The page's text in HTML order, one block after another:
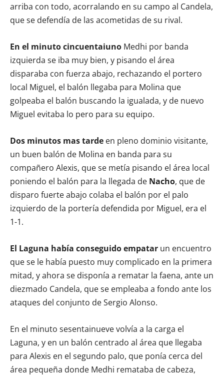
arriba con todo, acorralando en su campo al Candela,
que se defendía de las acometidas de su rival.
En el minuto cincuentaiuno Medhi por banda
izquierda se iba muy bien, y pisando el área
disparaba con fuerza abajo, rechazando el portero
local Miguel, el balón llegaba para Molina que
golpeaba el balón buscando la igualada, y de nuevo
Miguel evitaba lo pero para su equipo.
Dos minutos mas tarde en pleno dominio visitante,
un buen balón de Molina en banda para su
compañero Alexis, que se metía pisando el área local
poniendo el balón para la llegada de Nacho, que de
disparo fuerte abajo colaba el balón por el palo
izquierdo de la portería defendida por Miguel, era el
1-1.
El Laguna había conseguido empatar un encuentro
que se le había puesto muy complicado en la primera
mitad, y ahora se disponía a rematar la faena, ante un
diezmado Candela, que se empleaba a fondo ante los
ataques del conjunto de Sergio Alonso.
En el minuto sesentainueve volvía a la carga el
Laguna, y en un balón centrado al área que llegaba
para Alexis en el segundo palo, que ponía cerca del
área pequeña donde Medhi remataba de cabeza,